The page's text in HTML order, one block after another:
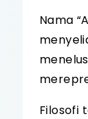
Nama
Filosofi